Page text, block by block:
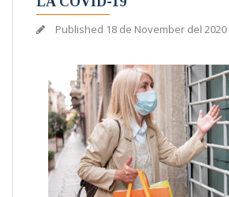
Published 18 de November del 2020